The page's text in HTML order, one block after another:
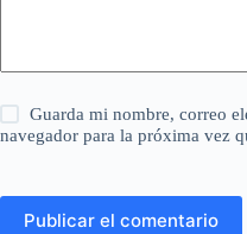
Guarda mi nombre, correo
navegador para la próxima vez
Publicar el comentario